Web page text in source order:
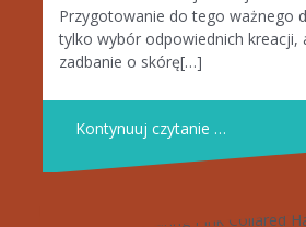
Przygotowanie do tego ważnego
tylko wybór odpowiednich kreacji,
zadbanie o skórę[…]
Kontynuuj czytanie …